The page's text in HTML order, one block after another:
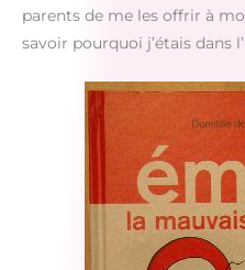
parents de me les offrir à
savoir pourquoi j’étais dans